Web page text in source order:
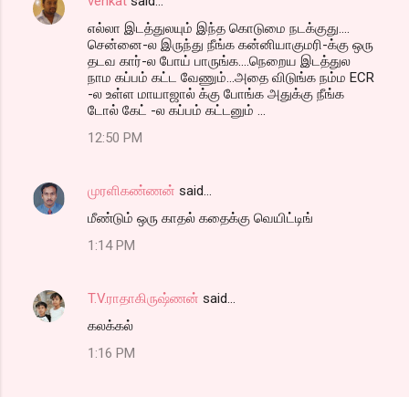
எல்லா இடத்துலயும் இந்த கொடுமை நடக்குது....
சென்னை-ல இருந்து நீங்க கன்னியாகுமரி-க்கு ஒரு
தடவ கார்-ல போய் பாருங்க....நெறைய இடத்துல
நாம கப்பம் கட்ட வேணும்...அதை விடுங்க நம்ம ECR
-ல உள்ள மாயாஜால் க்கு போங்க அதுக்கு நீங்க
டோல் கேட் -ல கப்பம் கட்டனும் ...
12:50 PM
முரளிகண்ணன் said…
மீண்டும் ஒரு காதல் கதைக்கு வெயிட்டிங்
1:14 PM
T.V.ராதாகிருஷ்ணன் said…
கலக்கல்
1:16 PM